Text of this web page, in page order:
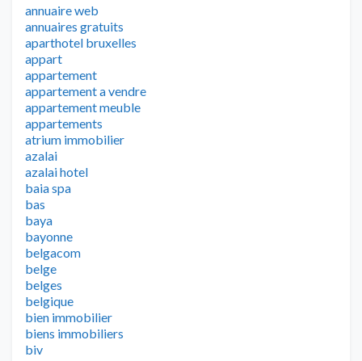
annuaire web
annuaires gratuits
aparthotel bruxelles
appart
appartement
appartement a vendre
appartement meuble
appartements
atrium immobilier
azalai
azalai hotel
baia spa
bas
baya
bayonne
belgacom
belge
belges
belgique
bien immobilier
biens immobiliers
biv